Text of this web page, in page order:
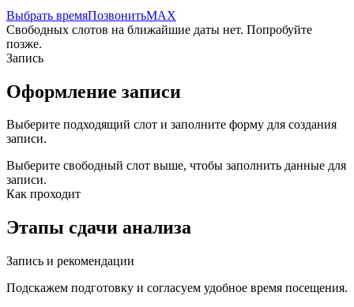
Выбрать времяПозвонитьMAX
Свободных слотов на ближайшие даты нет. Попробуйте
позже.
Запись
Оформление записи
Выберите подходящий слот и заполните форму для создания
записи.
Выберите свободный слот выше, чтобы заполнить данные для
записи.
Как проходит
Этапы сдачи анализа
Запись и рекомендации
Подскажем подготовку и согласуем удобное время посещения.